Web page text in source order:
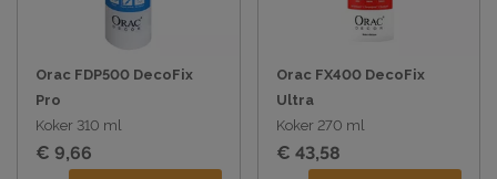
Orac FDP500 DecoFix
Pro
Koker 310 ml
€ 9,66
Orac FX400 DecoFix
Ultra
Koker 270 ml
€ 43,58